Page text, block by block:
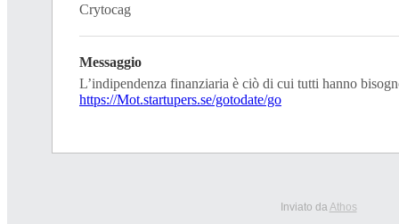
Crytocag
Messaggio
L’indipendenza finanziaria è ciò di cui tutti hanno
https://Mot.startupers.se/gotodate/go
Inviato daAthos